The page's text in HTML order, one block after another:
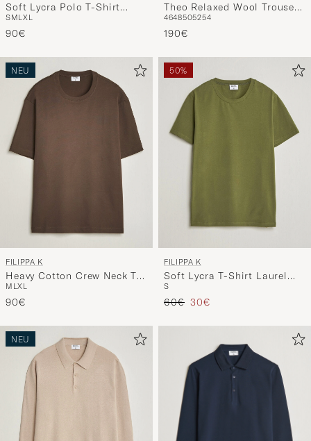
Soft Lycra Polo T-Shirt
Ebony Brown
SMLXL
90€
Theo Relaxed Wool Trousers
Walnut Brown
4648505254
190€
NEU
FILIPPA K
Heavy Cotton Crew Neck T-
Shirt Golden Brown
M LXL
90€
50%
FILIPPA K
Soft Lycra T-Shirt Laurel
Green
S
Regulärer Preis
60€ Reduzierter Preis
30€
NEU